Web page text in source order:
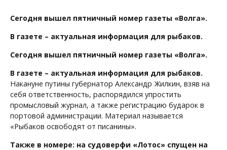
Сегодня вышел пятничный номер газеты «Волга».
В газете – актуальная информация для рыбаков.
Сегодня вышел пятничный номер газеты «Волга».
В газете – актуальная информация для рыбаков.
Накануне путины губернатор Александр Жилкин, взяв на
себя ответственность, распорядился упростить
промысловый журнал, а также регистрацию бударок в
портовой администрации. Материал называется
«Рыбаков освободят от писанины».
Также в номере: на судоверфи «Лотос» спущен на